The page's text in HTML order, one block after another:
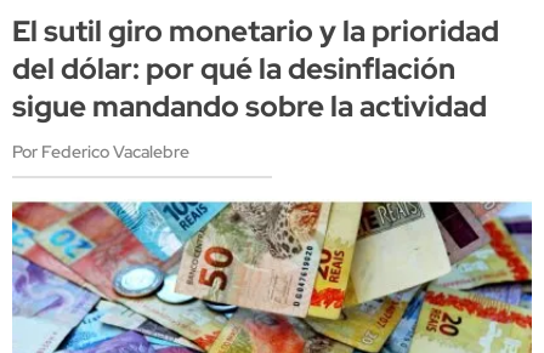
El sutil giro monetario y la prioridad
del dólar: por qué la desinflación
sigue mandando sobre la actividad
Por Federico Vacalebre